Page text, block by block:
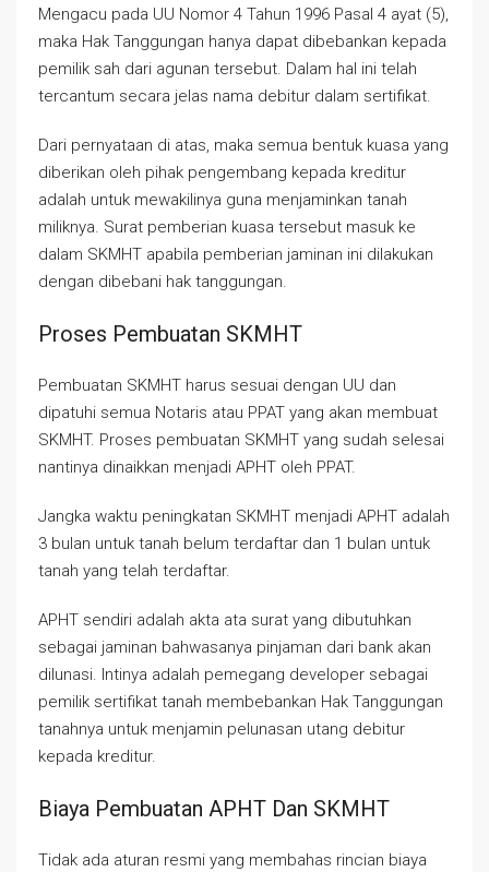
Mengacu pada UU Nomor 4 Tahun 1996 Pasal 4 ayat (5),
maka Hak Tanggungan hanya dapat dibebankan kepada
pemilik sah dari agunan tersebut. Dalam hal ini telah
tercantum secara jelas nama debitur dalam sertifikat.
Dari pernyataan di atas, maka semua bentuk kuasa yang
diberikan oleh pihak pengembang kepada kreditur
adalah untuk mewakilinya guna menjaminkan tanah
miliknya. Surat pemberian kuasa tersebut masuk ke
dalam SKMHT apabila pemberian jaminan ini dilakukan
dengan dibebani hak tanggungan.
Proses Pembuatan SKMHT
Pembuatan SKMHT harus sesuai dengan UU dan
dipatuhi semua Notaris atau PPAT yang akan membuat
SKMHT. Proses pembuatan SKMHT yang sudah selesai
nantinya dinaikkan menjadi APHT oleh PPAT.
Jangka waktu peningkatan SKMHT menjadi APHT adalah
3 bulan untuk tanah belum terdaftar dan 1 bulan untuk
tanah yang telah terdaftar.
APHT sendiri adalah akta ata surat yang dibutuhkan
sebagai jaminan bahwasanya pinjaman dari bank akan
dilunasi. Intinya adalah pemegang developer sebagai
pemilik sertifikat tanah membebankan Hak Tanggungan
tanahnya untuk menjamin pelunasan utang debitur
kepada kreditur.
Biaya Pembuatan APHT Dan SKMHT
Tidak ada aturan resmi yang membahas rincian biaya